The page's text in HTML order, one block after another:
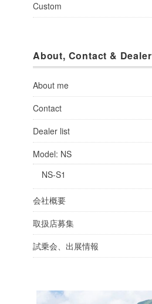
Custom
About, Contact & Dealer
About me
Contact
Dealer list
Model: NS
NS-S1
会社概要
取扱店募集
試乗会、出展情報